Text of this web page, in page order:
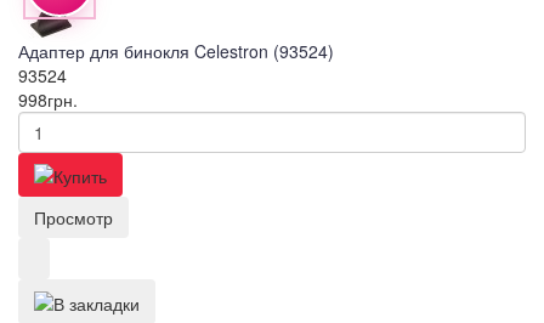
Адаптер для бинокля Celestron (93524)
93524
998грн.
Просмотр